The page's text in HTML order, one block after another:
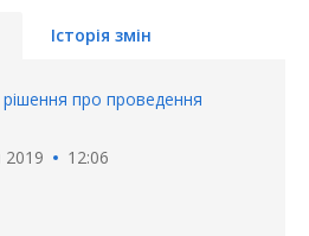
Історія змін
про проведення
2019 12:06